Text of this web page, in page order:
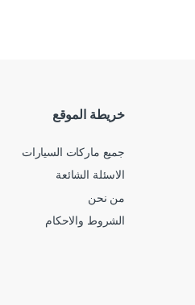
خريطة الموقع
جميع ماركات السيارات
الاسئلة الشائعة
من نحن
الشروط والاحكام